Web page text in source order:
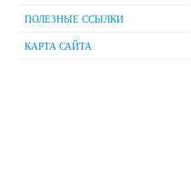
ПОЛЕЗНЫЕ ССЫЛКИ
КАРТА САЙТА